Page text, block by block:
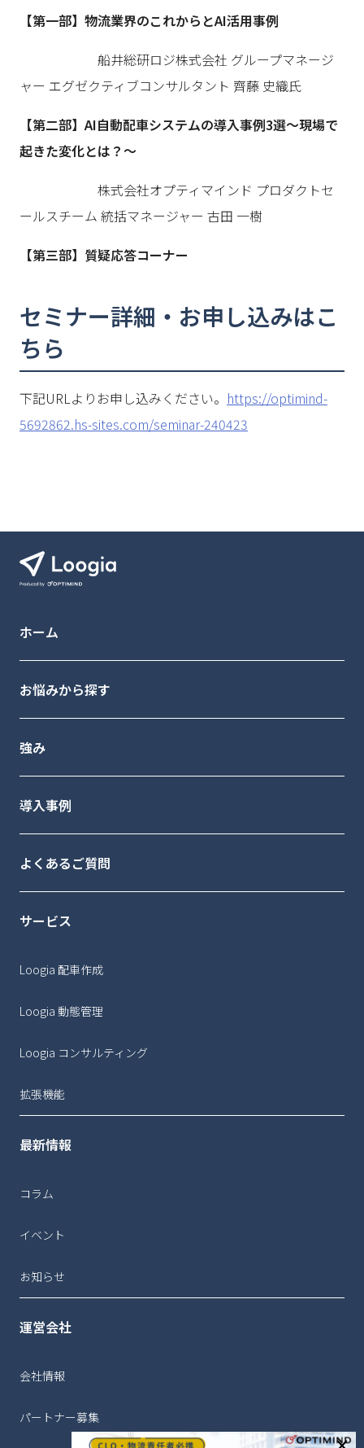
【第一部】物流業界のこれからとAI活用事例
船井総研ロジ株式会社 グループマネージ
ャー エグゼクティブコンサルタント 齊藤 史織氏
【第二部】AI自動配車システムの導入事例3選〜現場で
起きた変化とは？〜
株式会社オプティマインド プロダクトセ
ールスチーム 統括マネージャー 古田 一樹
【第三部】質疑応答コーナー
セミナー詳細・お申し込みはこ
ちら
下記URLよりお申し込みください。 https://optimind-
5692862.hs-sites.com/seminar-240423
ホーム
お悩みから探す
強み
導入事例
よくあるご質問
サービス
Loogia 配車作成
Loogia 動態管理
Loogia コンサルティング
拡張機能
最新情報
コラム
イベント
お知らせ
運営会社
会社情報
パートナー募集